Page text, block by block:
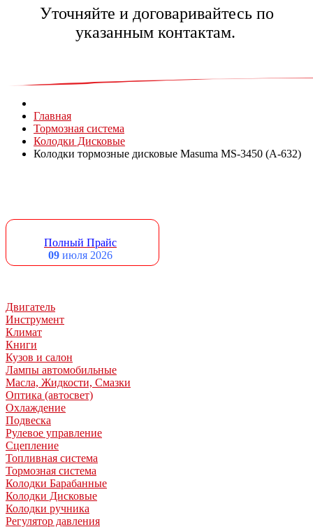
Уточняйте и договаривайтесь по
указанным контактам.
Главная
Тормозная система
Колодки Дисковые
Колодки тормозные дисковые Masuma MS-3450 (A-632)
Полный Прайс
09 июля 2026
Двигатель
Инструмент
Климат
Книги
Кузов и салон
Лампы автомобильные
Масла, Жидкости, Смазки
Оптика (автосвет)
Охлаждение
Подвеска
Рулевое управление
Сцепление
Топливная система
Тормозная система
Колодки Барабанные
Колодки Дисковые
Колодки ручника
Регулятор давления